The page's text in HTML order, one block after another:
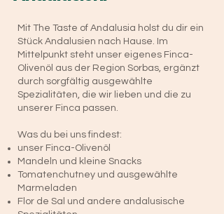
Mit The Taste of Andalusia holst du dir ein
Stück Andalusien nach Hause. Im
Mittelpunkt steht unser eigenes Finca-
Olivenöl aus der Region Sorbas, ergänzt
durch sorgfältig ausgewählte
Spezialitäten, die wir lieben und die zu
unserer Finca passen.
Was du bei uns findest:
unser Finca-Olivenöl
Mandeln und kleine Snacks
Tomatenchutney und ausgewählte
Marmeladen
Flor de Sal und andere andalusische